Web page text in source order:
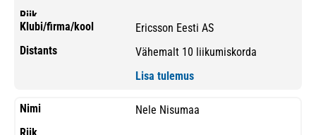
Ericsson Eesti AS
Vähemalt 10 liikumiskorda
Lisa tulemus
Nele Nisumaa